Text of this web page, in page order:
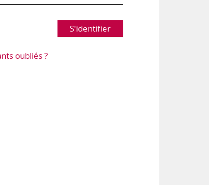
S'identifier
oubliés ?